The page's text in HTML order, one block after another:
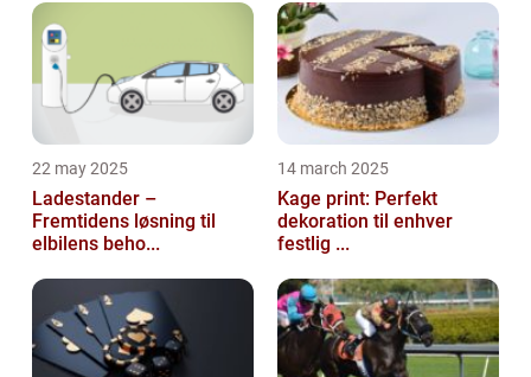
22 may 2025
Ladestander –
Fremtidens løsning til
elbilens beho...
14 march 2025
Kage print: Perfekt
dekoration til enhver
festlig ...